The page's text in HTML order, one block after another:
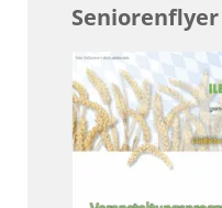
Seniorenflyer